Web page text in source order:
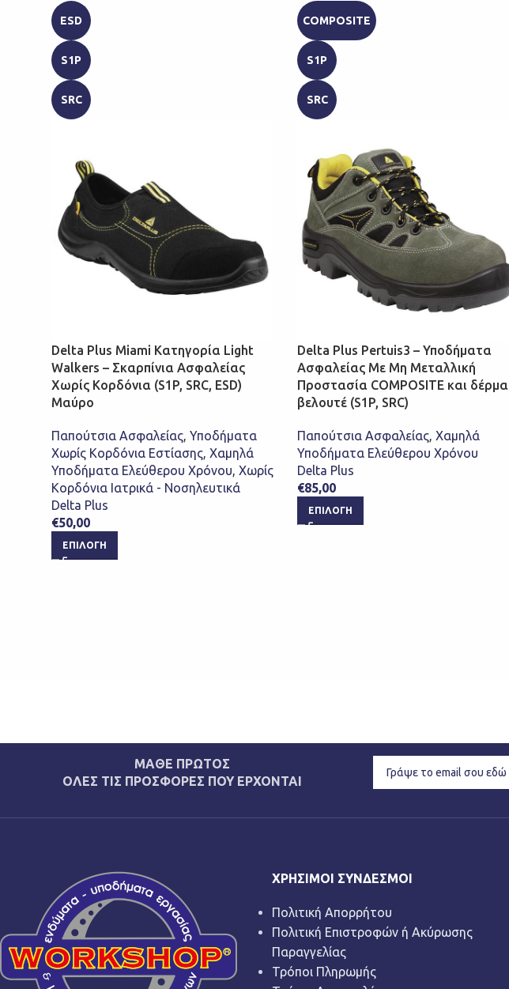
ESD
S1P
SRC
Delta Plus Miami Κατηγορία Light
Walkers – Σκαρπίνια Ασφαλείας
Χωρίς Κορδόνια (S1P, SRC, ESD)
Μαύρο
Παπούτσια Ασφαλείας, Υποδήματα
Χωρίς Κορδόνια Εστίασης, Χαμηλά
Υποδήματα Ελεύθερου Χρόνου, Χωρίς
Κορδόνια Ιατρικά - Νοσηλευτικά
Delta Plus
€50,00
ΕΠΙΛΟΓΉ
COMPOSITE
S1P
SRC
Delta Plus Pertuis3 – Υποδήματα
Ασφαλείας Με Μη Μεταλλική
Προστασία COMPOSITE και δέρμα
βελουτέ (S1P, SRC)
Παπούτσια Ασφαλείας, Χαμηλά
Υποδήματα Ελεύθερου Χρόνου
Delta Plus
€85,00
ΕΠΙΛΟΓΉ
ΜΑΘΕ ΠΡΩΤΟΣ
ΟΛΕΣ ΤΙΣ ΠΡΟΣΦΟΡΕΣ ΠΟΥ ΕΡΧΟΝΤΑΙ
ΧΡΉΣΙΜΟΙ ΣΎΝΔΕΣΜΟΙ
Πολιτική Απορρήτου
Πολιτική Επιστροφών ή Ακύρωσης
Παραγγελίας
Τρόποι Πληρωμής